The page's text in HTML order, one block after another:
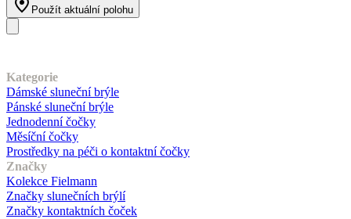
Použít aktuální polohu
Kategorie
Dámské sluneční brýle
Pánské sluneční brýle
Jednodenní čočky
Měsíční čočky
Prostředky na péči o kontaktní čočky
Značky
Kolekce Fielmann
Značky slunečních brýlí
Značky kontaktních čoček